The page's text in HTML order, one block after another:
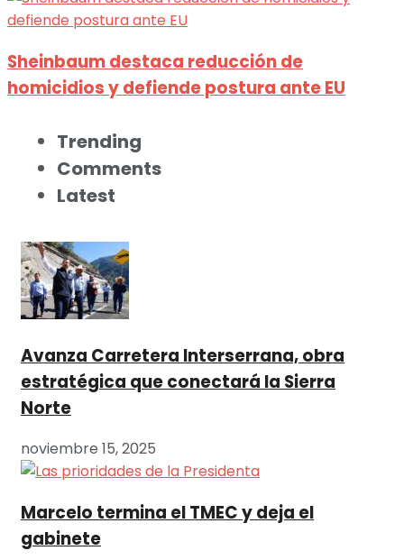
Sheinbaum destaca reducción de
homicidios y defiende postura ante EU
Trending
Comments
Latest
Avanza Carretera Interserrana, obra
estratégica que conectará la Sierra
Norte
noviembre 15, 2025
Marcelo termina el TMEC y deja el
gabinete